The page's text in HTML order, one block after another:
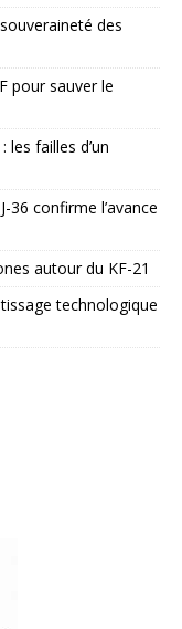
des
pour sauver le
les failles d’un
36 confirme l’avance
autour du KF-21
technologique